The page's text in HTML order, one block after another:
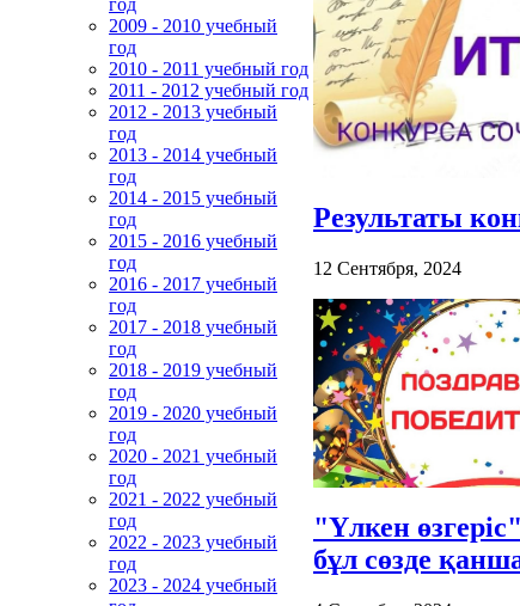
год
2009 - 2010 учебный
год
2010 - 2011 учебный год
2011 - 2012 учебный год
2012 - 2013 учебный
год
2013 - 2014 учебный
год
2014 - 2015 учебный
год
2015 - 2016 учебный
год
2016 - 2017 учебный
год
2017 - 2018 учебный
год
2018 - 2019 учебный
год
2019 - 2020 учебный
год
2020 - 2021 учебный
год
2021 - 2022 учебный
год
2022 - 2023 учебный
год
2023 - 2024 учебный
Результаты
12 Сентября, 2024
"Үлкен
бұл сөзде